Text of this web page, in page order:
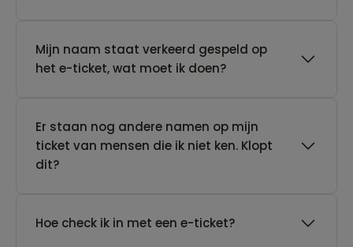
Mijn naam staat verkeerd gespeld op
het e-ticket, wat moet ik doen?
Er staan nog andere namen op mijn
ticket van mensen die ik niet ken. Klopt
dit?
Hoe check ik in met een e-ticket?